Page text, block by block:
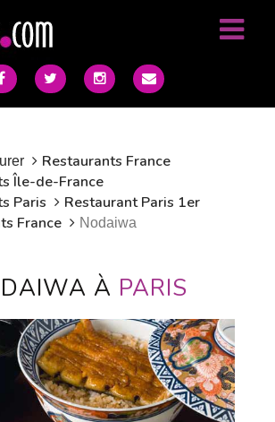
Restaurants France
Île-de-France
Paris
Restaurant Paris 1er
France
Nodaiwa
À PARIS